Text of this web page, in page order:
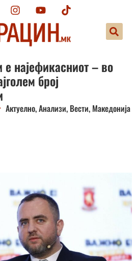
најефикасниот – во
број
Актуелно,Анализи, Вести, Македонија